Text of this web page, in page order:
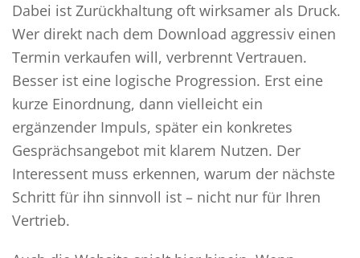
Dabei ist Zurückhaltung oft wirksamer als Druck.
Wer direkt nach dem Download aggressiv einen
Termin verkaufen will, verbrennt Vertrauen.
Besser ist eine logische Progression. Erst eine
kurze Einordnung, dann vielleicht ein
ergänzender Impuls, später ein konkretes
Gesprächsangebot mit klarem Nutzen. Der
Interessent muss erkennen, warum der nächste
Schritt für ihn sinnvoll ist – nicht nur für Ihren
Vertrieb.